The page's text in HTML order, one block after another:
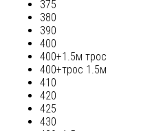
375
380
390
400
400+1.5м трос
400+трос 1.5м
410
420
425
430